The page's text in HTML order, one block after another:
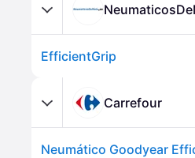
EfficientGrip
Carrefour
Neumático Goodyear